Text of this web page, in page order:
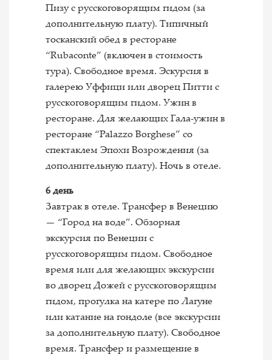
Пизу с русскоговорящим гидом (за
дополнительную плату). Типичный
тосканский обед в ресторане
“Rubaconte” (включен в стоимость
тура). Свободное время. Эскурсия в
галерею Уффици или дворец Питти с
русскоговорящим гидом. Ужин в
ресторане. Для желающих Гала-ужин в
ресторане “Palazzo Borghese” со
спектаклем Эпохи Возрождения (за
дополнительную плату). Ночь в отеле.
6 день
Завтрак в отеле. Трансфер в Венецию
— “Город на воде”. Обзорная
экскурсия по Венеции с
русскоговорящим гидом. Свободное
время или для желающих экскурсии
во дворец Дожей с русскоговорящим
гидом, прогулка на катере по Лагуне
или катание на гондоле (все экскурсии
за дополнительную плату). Свободное
время. Трансфер и размещение в